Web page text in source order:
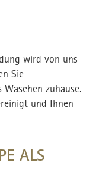
wird von uns
Sie
zuhause.
und Ihnen
ALS